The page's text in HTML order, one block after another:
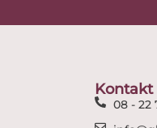
Kontakt
08 - 22